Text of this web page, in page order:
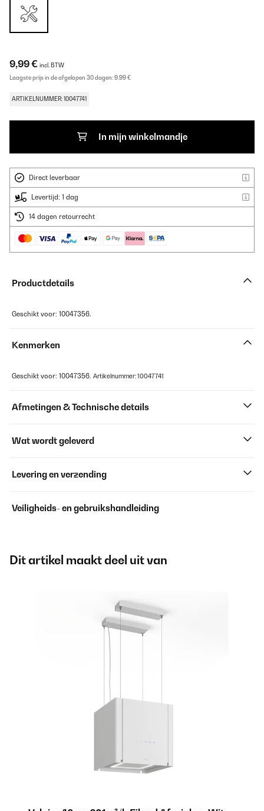
9,99 € incl. BTW
Laagste prijs in de afgelopen 30 dagen:9,99 €
ARTIKELNUMMER: 10047741
In mijn winkelmandje
Direct leverbaar
Levertijd: 1 dag
14 dagen retourrecht
Productdetails
Geschikt voor: 10047356.
Kenmerken
Geschikt voor: 10047356. Artikelnummer: 10047741
Afmetingen & Technische details
Wat wordt geleverd
Levering en verzending
Veiligheids- en gebruikshandleiding
Dit artikel maakt deel uit van